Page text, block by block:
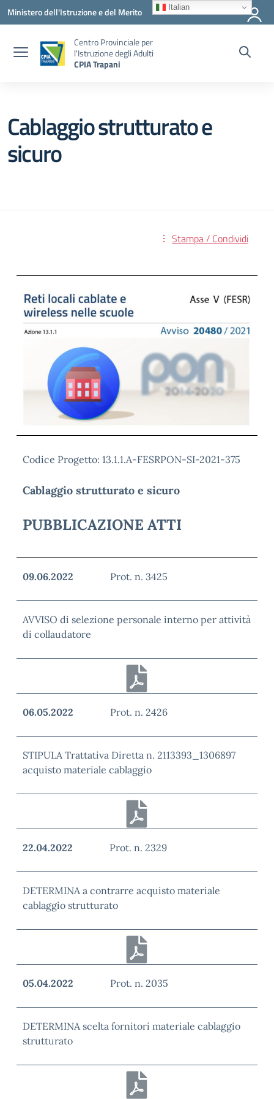
Vai ai contenuti
Vai al menu di navigazione
Vai al footer
Ministero dell'Istruzione e del Merito
Centro Provinciale per
l'Istruzione degli Adulti
CPIA Trapani
Cablaggio strutturato e
sicuro
Stampa / Condividi
Codice Progetto: 13.1.1.A-FESRPON-SI-2021-375
Cablaggio strutturato e sicuro
PUBBLICAZIONE ATTI
09.06.2022 Prot. n. 3425
AVVISO di selezione personale interno per attività
di collaudatore
06.05.2022 Prot. n. 2426
STIPULA Trattativa Diretta n. 2113393_1306897
acquisto materiale cablaggio
22.04.2022 Prot. n. 2329
DETERMINA a contrarre acquisto materiale
cablaggio strutturato
05.04.2022 Prot. n. 2035
DETERMINA scelta fornitori materiale cablaggio
strutturato
Italian